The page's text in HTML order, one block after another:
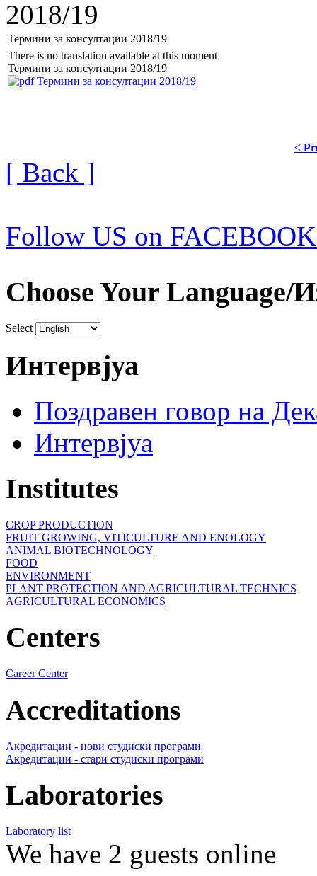
2018/19
Термини за консултации 2018/19
There is no translation available at this moment
Термини за консултации 2018/19
Термини за консултации 2018/19
<
[ Back ]
Follow US on
Choose Your Language/
Select
Интервјуа
Поздравен говор на
Интервјуа
Institutes
CROP PRODUCTION
FRUIT GROWING, VITICULTURE AND ENOLOGY
ANIMAL BIOTECHNOLOGY
FOOD
ENVIRONMENT
PLANT PROTECTION AND AGRICULTURAL TECHNICS
AGRICULTURAL ECONOMICS
Centers
Career Center
Accreditations
Акредитации - нови студиски програми
Акредитации - стари студиски програми
Laboratories
Laboratory list
We have 2 guests online